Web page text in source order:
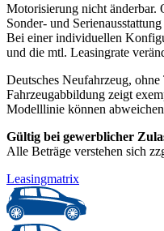
Motorisierung nicht änderbar.
Sonder- und
Bei einer individuellen
und die mtl. Leasingrate
Deutsches Neufahrzeug, ohne
Fahrzeugabbildung zeigt
Modelllinie können
Gültig bei gewerblicher
Alle Beträge verstehen sich
Leasingmatrix